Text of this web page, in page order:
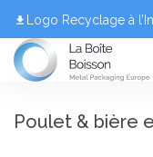
Logo Recyclage à
Poulet & bière